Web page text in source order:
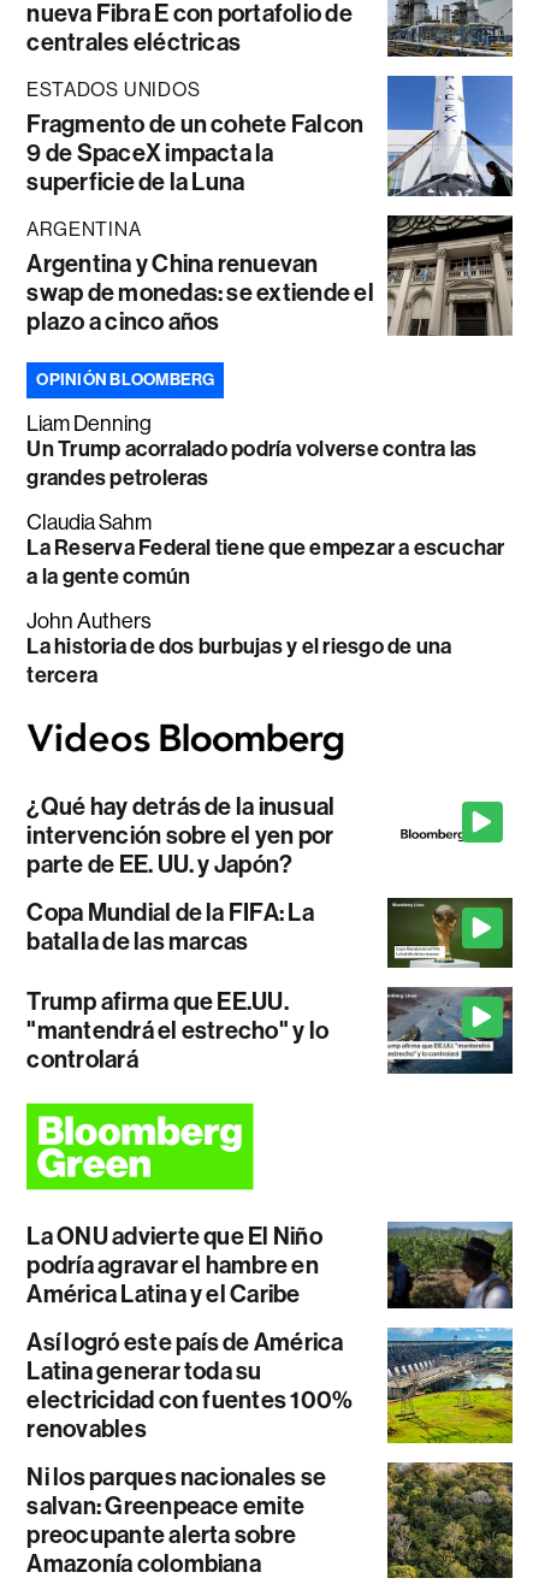
nueva Fibra E con portafolio de
centrales eléctricas
ESTADOS UNIDOS
Fragmento de un cohete Falcon
9 de SpaceX impacta la
superficie de la Luna
ARGENTINA
Argentina y China renuevan
swap de monedas: se extiende el
plazo a cinco años
OPINIÓN BLOOMBERG
Liam Denning
Un Trump acorralado podría volverse contra las
grandes petroleras
Claudia Sahm
La Reserva Federal tiene que empezar a escuchar
a la gente común
John Authers
La historia de dos burbujas y el riesgo de una
tercera
¿Qué hay detrás de la inusual
intervención sobre el yen por
parte de EE. UU. y Japón?
Copa Mundial de la FIFA: La
batalla de las marcas
Trump afirma que EE.UU.
"mantendrá el estrecho" y lo
controlará
La ONU advierte que El Niño
podría agravar el hambre en
América Latina y el Caribe
Así logró este país de América
Latina generar toda su
electricidad con fuentes 100%
renovables
Ni los parques nacionales se
salvan: Greenpeace emite
preocupante alerta sobre
Amazonía colombiana